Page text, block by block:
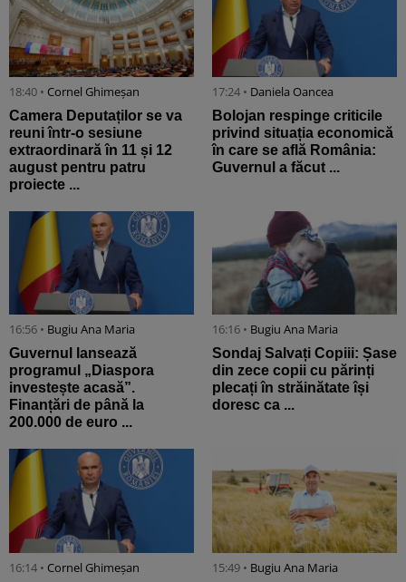
18:40 • Cornel Ghimeșan
Camera Deputaților se va
reuni într-o sesiune
extraordinară în 11 și 12
august pentru patru
proiecte ...
17:24 • Daniela Oancea
Bolojan respinge criticile
privind situația economică
în care se află România:
Guvernul a făcut ...
16:56 • Bugiu ⁠Ana Maria
Guvernul lansează
programul „Diaspora
investește acasă”.
Finanțări de până la
200.000 de euro ...
16:16 • Bugiu ⁠Ana Maria
Sondaj Salvați Copiii: Șase
din zece copii cu părinți
plecați în străinătate își
doresc ca ...
16:14 • Cornel Ghimeșan 15:49 • Bugiu ⁠Ana Maria